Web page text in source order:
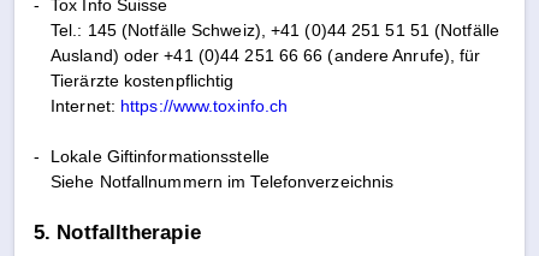
-
Tox Info Suisse
Tel.: 145 (Notfälle Schweiz), +41 (0)44 251 51 51 (Notfälle
Ausland) oder +41 (0)44 251 66 66 (andere Anrufe), für
Tierärzte kostenpflichtig
Internet: https://www.toxinfo.ch
-
Lokale Giftinformationsstelle
Siehe Notfallnummern im Telefonverzeichnis
5. Notfalltherapie